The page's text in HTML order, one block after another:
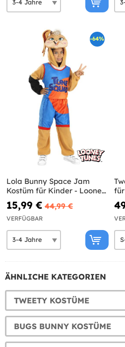
-64%
Lola Bunny Space Jam
Kostüm für Kinder - Looney
Tunes
15,99 € 44,99 €
VERFÜGBAR
ÄHNLICHE KATEGORIEN
TWEETY KOSTÜME
BUGS BUNNY KOSTÜME